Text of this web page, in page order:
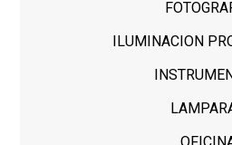
ILUMINACION